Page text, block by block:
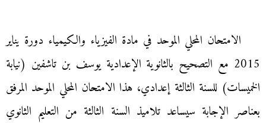
الامتحان المحلي الموحد في مادة الفيزياء والكيمياء دورة يناير
2015 مع التصحيح بالثانوية الإعدادية يوسف بن تاشفين (نيابة
الخميسات) للسنة الثالثة إعدادي، هذا الامتحان المحلي الموحد المرفق
بعناصر الإجابة سيساعد تلاميذ السنة الثالثة من التعليم الثانوي